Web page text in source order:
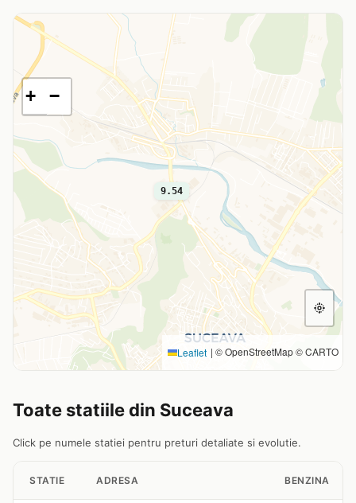
9.54
+ −
Leaflet | © OpenStreetMap © CARTO
Toate statiile din Suceava
Click pe numele statiei pentru preturi detaliate si evolutie.
STATIE ADRESA BENZINA